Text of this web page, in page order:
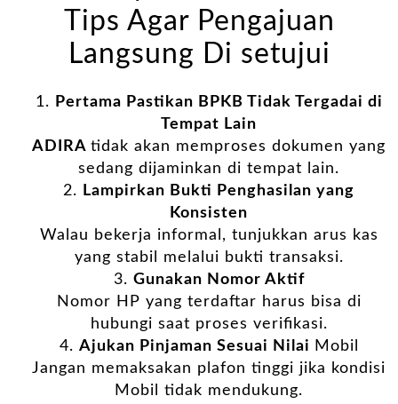
Tips Agar Pengajuan
Langsung Di setujui
Pertama Pastikan BPKB Tidak Tergadai di
Tempat Lain
ADIRAtidak akan memproses dokumen yang
sedang dijaminkan di tempat lain.
Lampirkan Bukti Penghasilan yang
Konsisten
Walau bekerja informal, tunjukkan arus kas
yang stabil melalui bukti transaksi.
Gunakan Nomor Aktif
Nomor HP yang terdaftar harus bisa di
hubungi saat proses verifikasi.
Ajukan Pinjaman Sesuai Nilai Mobil
Jangan memaksakan plafon tinggi jika kondisi
Mobil tidak mendukung.